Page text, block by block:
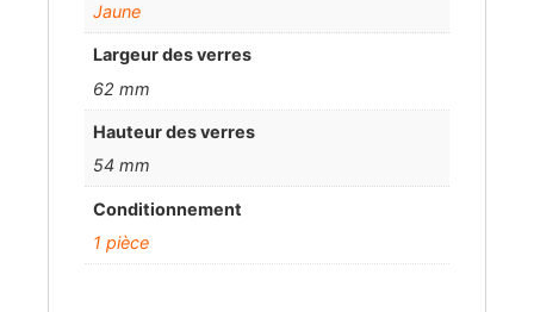
Jaune
Largeur des verres
62 mm
Hauteur des verres
54 mm
Conditionnement
1 pièce